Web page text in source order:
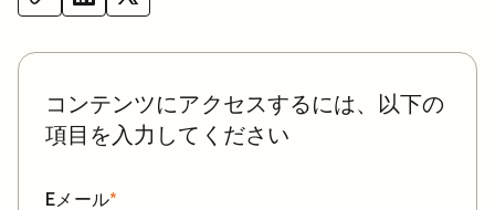
コンテンツにアクセスするには、以下の
項目を入力してください
*
Eメール